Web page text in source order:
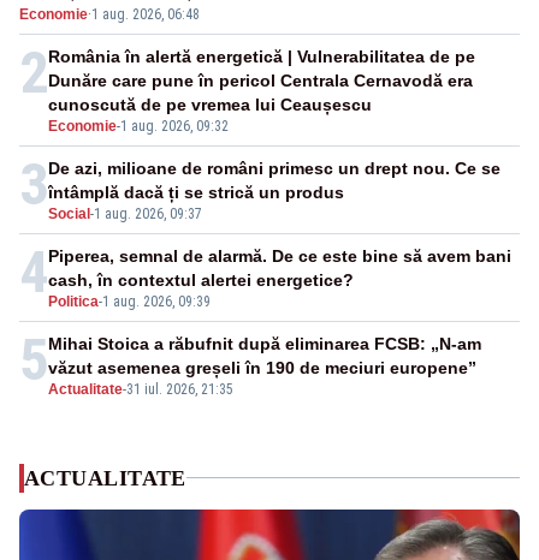
negativă
Economie·1 aug. 2026, 06:48
2
Economie-1 aug. 2026, 09:32
România în alertă energetică | Vulnerabilitatea de pe
Dunăre care pune în pericol Centrala Cernavodă era
cunoscută de pe vremea lui Ceaușescu
3Social-1 aug. 2026, 09:37
De azi, milioane de români primesc un drept nou. Ce se
întâmplă dacă ți se strică un produs
4Politica-1 aug. 2026, 09:39
Piperea, semnal de alarmă. De ce este bine să avem bani
cash, în contextul alertei energetice?
5Actualitate-31 iul. 2026, 21:35
Mihai Stoica a răbufnit după eliminarea FCSB: „N-am
văzut asemenea greșeli în 190 de meciuri europene”
ACTUALITATE